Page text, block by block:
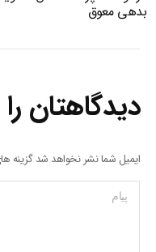
بدهی معوق
دیدگاهتان
ایمیل شما نشر نخواهد شد گزینه
پیام